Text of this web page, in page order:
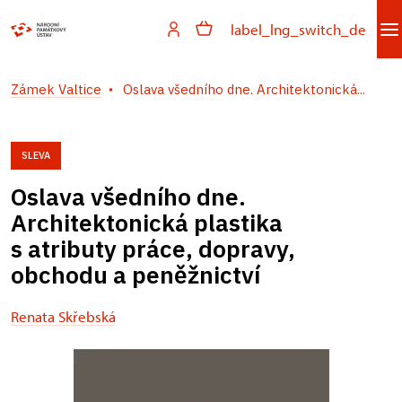
label_lng_switch_de
Zámek Valtice Oslava všedního dne. Architektonická...
SLEVA
Oslava všedního dne.
Architektonická plastika
s atributy práce, dopravy,
obchodu a peněžnictví
Renata Skřebská